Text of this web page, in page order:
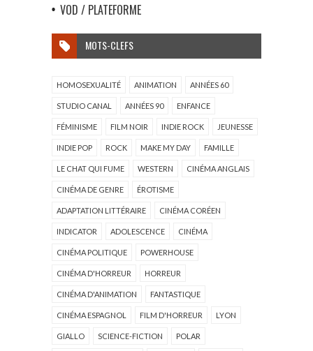
VOD / PLATEFORME
MOTS-CLEFS
HOMOSEXUALITÉ ANIMATION ANNÉES 60
STUDIO CANAL ANNÉES 90 ENFANCE
FÉMINISME FILM NOIR INDIE ROCK JEUNESSE
INDIE POP ROCK MAKE MY DAY FAMILLE
LE CHAT QUI FUME WESTERN CINÉMA ANGLAIS
CINÉMA DE GENRE ÉROTISME
ADAPTATION LITTÉRAIRE CINÉMA CORÉEN
INDICATOR ADOLESCENCE CINÉMA
CINÉMA POLITIQUE POWERHOUSE
CINÉMA D'HORREUR HORREUR
CINÉMA D'ANIMATION FANTASTIQUE
CINÉMA ESPAGNOL FILM D'HORREUR LYON
GIALLO SCIENCE-FICTION POLAR